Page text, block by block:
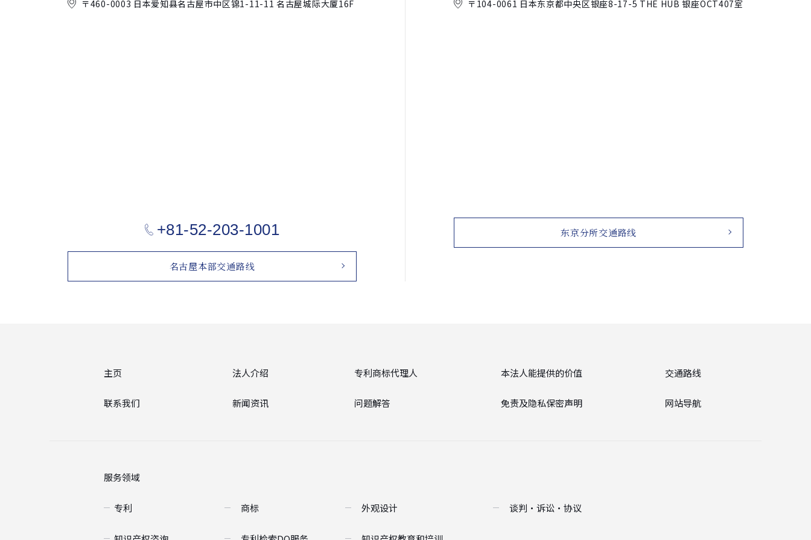
〒460-0003 日本爱知县名古屋市中区锦1-11-11 名古屋城际大厦16F
+81-52-203-1001
名古屋本部交通路线
〒104-0061 日本东京都中央区银座8-17-5 THE HUB 银座OCT407室
东京分所交通路线
主页
联系我们
法人介绍
新闻资讯
专利商标代理人
问题解答
本法人能提供的价值
免责及隐私保密声明
交通路线
网站导航
服务领域
专利 商标 外观设计 谈判・诉讼・协议